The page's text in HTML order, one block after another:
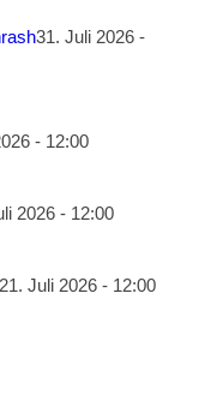
31. Juli 2026 -
- 12:00
2026 - 12:00
21. Juli 2026 - 12:00